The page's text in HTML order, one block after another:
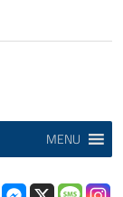
MENU